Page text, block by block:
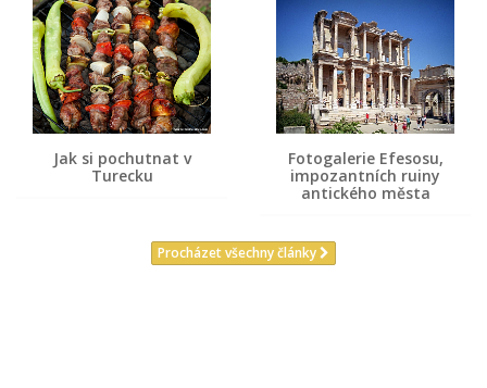
Jak si pochutnat v
Turecku
Fotogalerie Efesosu,
impozantních ruiny
antického města
Procházet všechny články